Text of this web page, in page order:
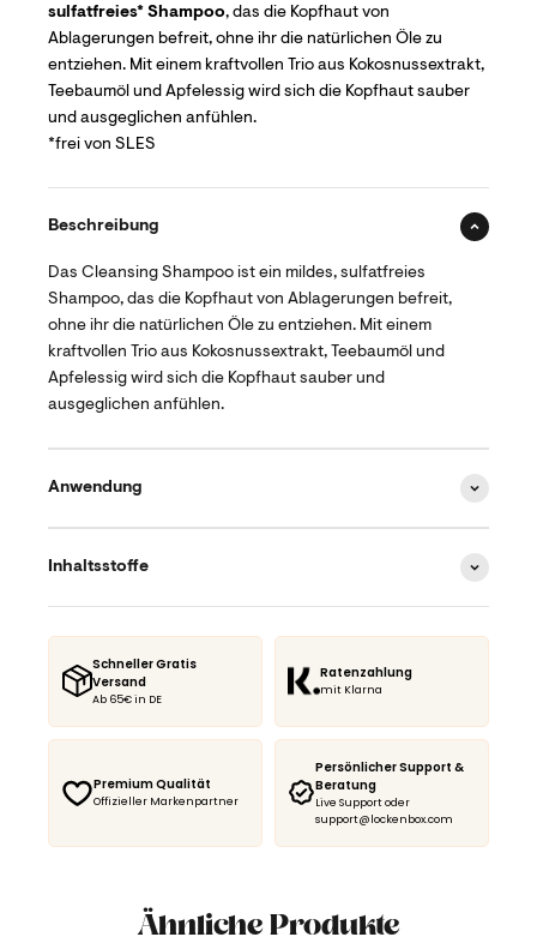
sulfatfreies* Shampoo, das die Kopfhaut von
Ablagerungen befreit, ohne ihr die natürlichen Öle zu
entziehen. Mit einem kraftvollen Trio aus Kokosnussextrakt,
Teebaumöl und Apfelessig wird sich die Kopfhaut sauber
und ausgeglichen anfühlen.
*frei von SLES
Beschreibung
Das Cleansing Shampoo ist ein mildes, sulfatfreies
Shampoo, das die Kopfhaut von Ablagerungen befreit,
ohne ihr die natürlichen Öle zu entziehen. Mit einem
kraftvollen Trio aus Kokosnussextrakt, Teebaumöl und
Apfelessig wird sich die Kopfhaut sauber und
ausgeglichen anfühlen.
Anwendung
Inhaltsstoffe
Schneller Gratis
Versand
Ab 65€ in DE
Ratenzahlung
mit Klarna
Premium Qualität
Offizieller Markenpartner
Persönlicher Support &
Beratung
Live Support oder
support@lockenbox.com
Ähnliche Produkte